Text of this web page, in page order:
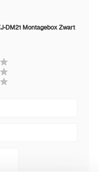
DM21 Montagebox Zwart